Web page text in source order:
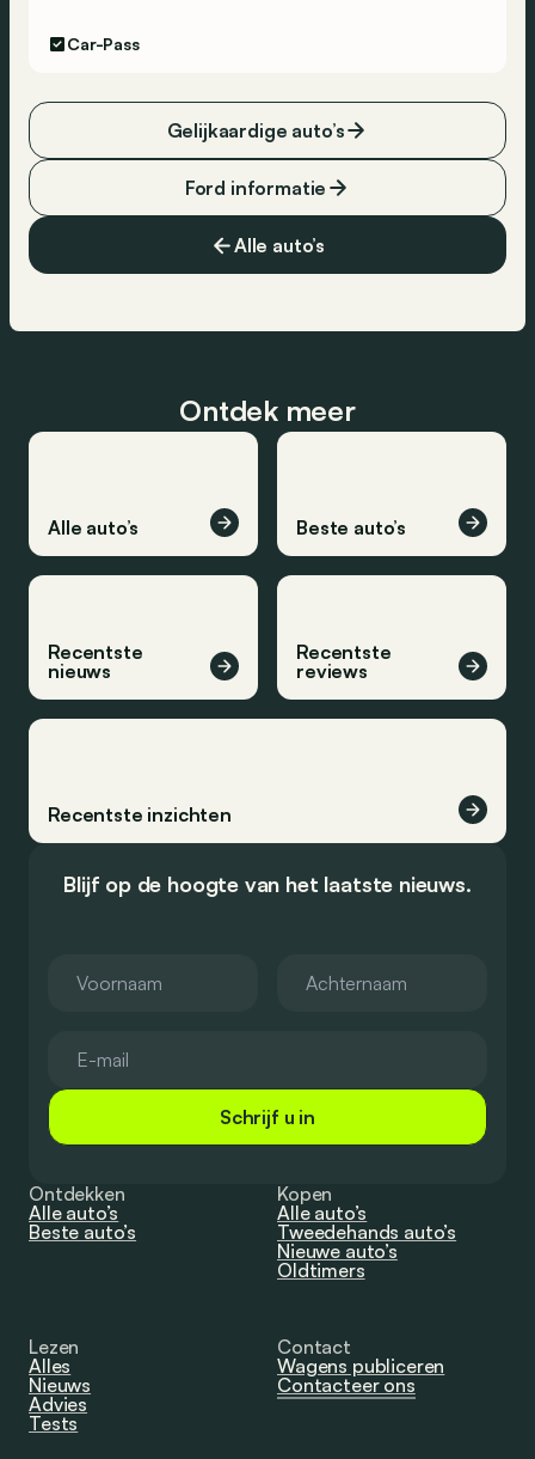
Car-Pass
Alle auto’s
Ford informatie
Gelijkaardige auto’s
Ontdek meer
Alle auto’s Beste auto’s
Recentste
nieuws
Recentste
reviews
Recentste inzichten
Blijf op de hoogte van het laatste nieuws.
Schrijf u in
Ontdekken
Alle auto’s
Beste auto’s
Kopen
Alle auto’s
Tweedehands auto’s
Nieuwe auto’s
Oldtimers
Lezen
Alles
Nieuws
Advies
Tests
Contact
Wagens publiceren
Contacteer ons